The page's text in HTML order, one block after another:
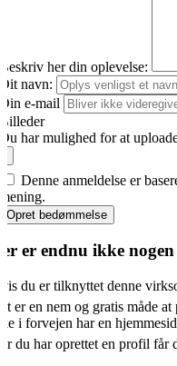
her din oplevelse:
navn:
e-mail
har mulighed for at
Denne anmeldelse er
Opret bedømmelse
er endnu ikke
du er tilknyttet denne
er en nem og gratis måde
i forvejen har en
du har oprettet en profil får